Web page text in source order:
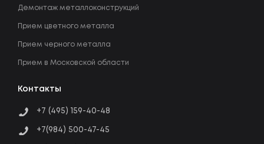
Контакты
+7 (495) 159-40-48
+7(984) 500-47-45
Демонтаж металлоконструкций
Прием цветного металла
Прием черного металла
Прием в Московской области